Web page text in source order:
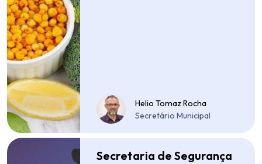
Helio Tomaz Rocha
Secretário Municipal
Secretaria de Segurança